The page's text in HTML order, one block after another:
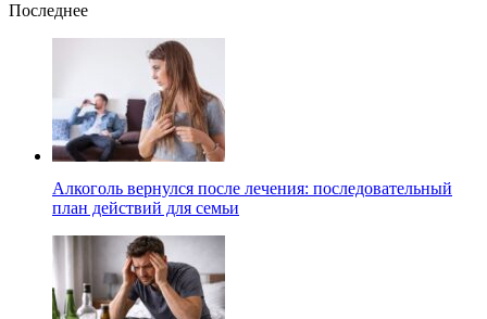
Последнее
Алкоголь вернулся после лечения: последовательный
план действий для семьи